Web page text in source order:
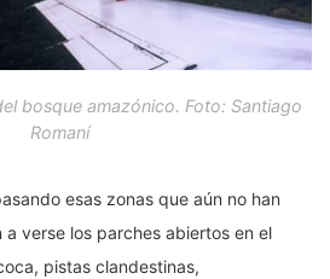
bosque amazónico. Foto: Santiago
Romaní
esas zonas que aún no han
verse los parches abiertos en el
pistas clandestinas,